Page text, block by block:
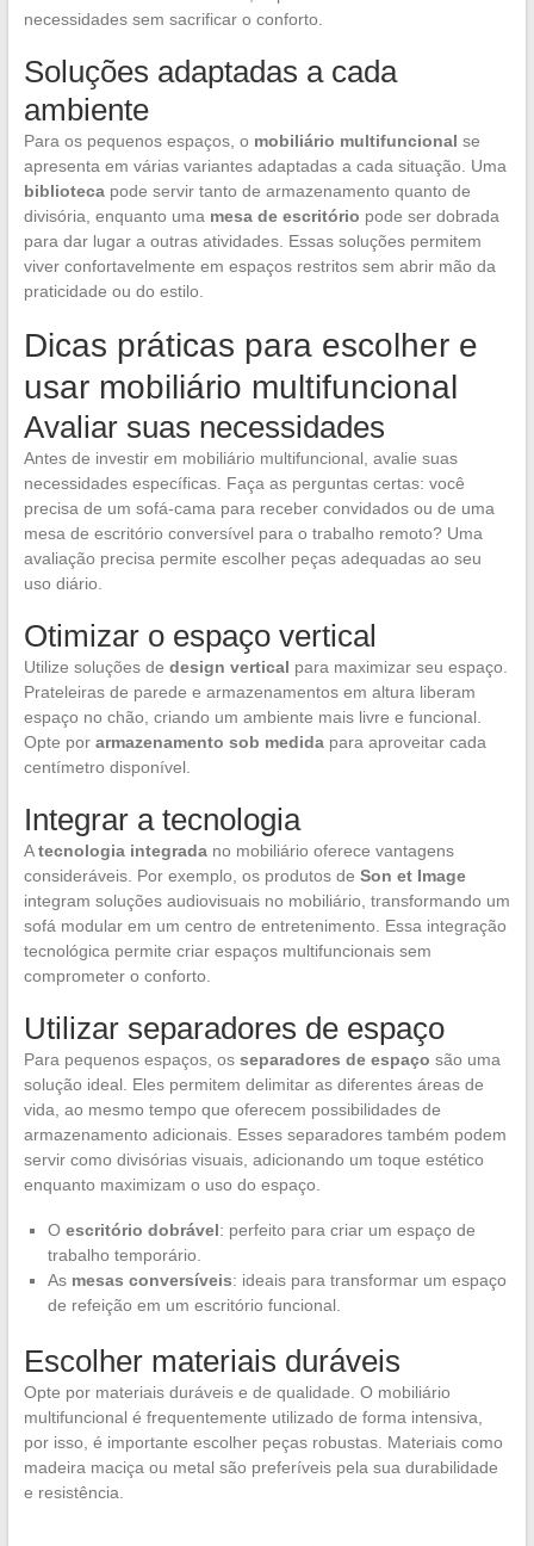
necessidades sem sacrificar o conforto.
Soluções adaptadas a cada
ambiente
Para os pequenos espaços, o mobiliário multifuncional se
apresenta em várias variantes adaptadas a cada situação. Uma
bibliotecapode servir tanto de armazenamento quanto de
divisória, enquanto uma mesa de escritório pode ser dobrada
para dar lugar a outras atividades. Essas soluções permitem
viver confortavelmente em espaços restritos sem abrir mão da
praticidade ou do estilo.
Dicas práticas para escolher e
usar mobiliário multifuncional
Avaliar suas necessidades
Antes de investir em mobiliário multifuncional, avalie suas
necessidades específicas. Faça as perguntas certas: você
precisa de um sofá-cama para receber convidados ou de uma
mesa de escritório conversível para o trabalho remoto? Uma
avaliação precisa permite escolher peças adequadas ao seu
uso diário.
Otimizar o espaço vertical
Utilize soluções de design vertical para maximizar seu espaço.
Prateleiras de parede e armazenamentos em altura liberam
espaço no chão, criando um ambiente mais livre e funcional.
Opte por armazenamento sob medidapara aproveitar cada
centímetro disponível.
Integrar a tecnologia
Atecnologia integradano mobiliário oferece vantagens
consideráveis. Por exemplo, os produtos de Son et Image
integram soluções audiovisuais no mobiliário, transformando um
sofá modular em um centro de entretenimento. Essa integração
tecnológica permite criar espaços multifuncionais sem
comprometer o conforto.
Utilizar separadores de espaço
Para pequenos espaços, os separadores de espaço são uma
solução ideal. Eles permitem delimitar as diferentes áreas de
vida, ao mesmo tempo que oferecem possibilidades de
armazenamento adicionais. Esses separadores também podem
servir como divisórias visuais, adicionando um toque estético
enquanto maximizam o uso do espaço.
O escritório dobrável: perfeito para criar um espaço de
trabalho temporário.
As mesas conversíveis: ideais para transformar um espaço
de refeição em um escritório funcional.
Escolher materiais duráveis
Opte por materiais duráveis e de qualidade. O mobiliário
multifuncional é frequentemente utilizado de forma intensiva,
por isso, é importante escolher peças robustas. Materiais como
madeira maciça ou metal são preferíveis pela sua durabilidade
e resistência.